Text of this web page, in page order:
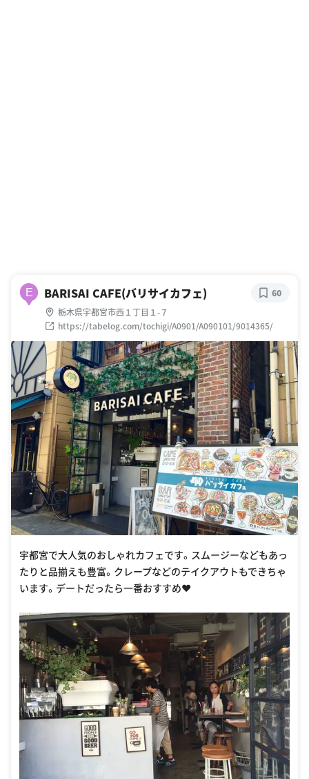
E BARISAI CAFE(バリサイカフェ)
栃木県宇都宮市西１丁目１-７
https://tabelog.com/tochigi/A0901/A090101/9014365/
60
宇都宮で大人気のおしゃれカフェです。スムージーなどもあっ
たりと品揃えも豊富。クレープなどのテイクアウトもできちゃ
います。デートだったら一番おすすめ❤️